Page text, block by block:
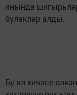
янында
бүләкләр алды.
Бу ял кичәсе